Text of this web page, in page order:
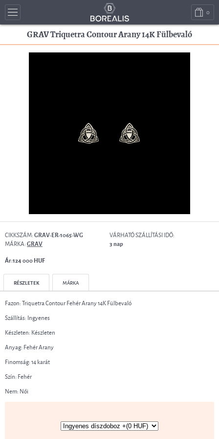
0
GRAV Triquetra Contour Arany 14K Fülbevaló
CIKKSZÁM:GRAV-ER-1065-WG
MÁRKA:GRAV
VÁRHATÓ SZÁLLÍTÁSI IDŐ:
3 nap
Ár:124 000 HUF
RÉSZLETEK MÁRKA
Fazon: Triquetra Contour Fehér Arany 14K Fülbevaló
Szállítás: Ingyenes
Készleten: Készleten
Anyag: Fehér Arany
Finomság: 14 karát
Szín: Fehér
Nem: Női